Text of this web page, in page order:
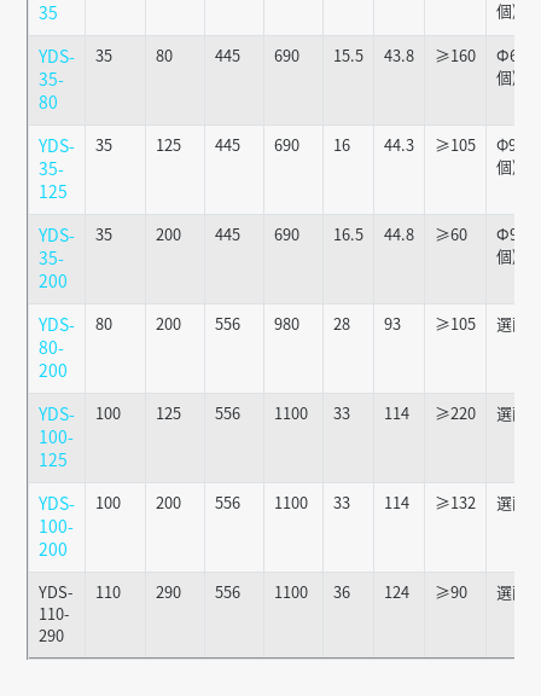
35
個)
YDS-
35-
80
35 80 445 690 15.5 43.8 ≥160
個)
YDS-
35-
125
35 125 445 690 16 44.3 ≥105
個)
YDS-
35-
200
35 200 445 690 16.5 44.8 ≥60
個)
YDS-
80-
200
80 200 556 980 28 93 ≥105 選配
YDS-
100-
125
100 125 556 1100 33 114 ≥220 選配
YDS-
100-
200
100 200 556 1100 33 114 ≥132 選配
YDS-
110-
290
110 290 556 1100 36 124 ≥90 選配